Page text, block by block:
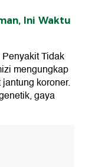
Ini Waktu
Tidak
mengungkap
koroner.
gaya